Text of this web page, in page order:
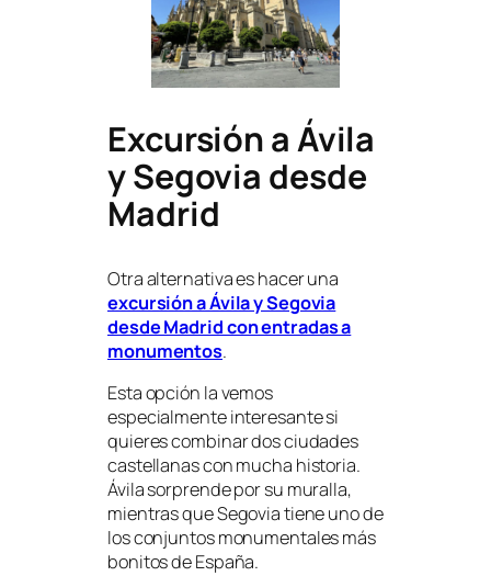
Excursión a Ávila
y Segovia desde
Madrid
Otra alternativa es hacer una
excursión a Ávila y Segovia
desde Madrid con entradas a
monumentos.
Esta opción la vemos
especialmente interesante si
quieres combinar dos ciudades
castellanas con mucha historia.
Ávila sorprende por su muralla,
mientras que Segovia tiene uno de
los conjuntos monumentales más
bonitos de España.